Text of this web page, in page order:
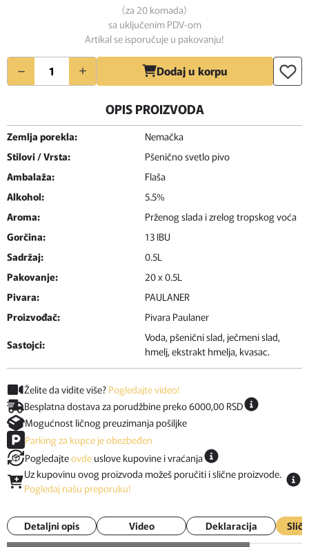
(za 20 komada)
sa uključenim PDV-om
Artikal se isporučuje u pakovanju!
Količina Dodaj u korpu
OPIS PROIZVODA
Zemlja porekla:
Nemačka
Stilovi / Vrsta:
Pšenično svetlo pivo
Ambalaža:
Flaša
Alkohol:
5.5%
Aroma:
Prženog slada i zrelog tropskog voća
Gorčina:
13 IBU
Sadržaj:
0.5L
Pakovanje:
20 x 0.5L
Pivara:
PAULANER
Proizvođač:
Pivara Paulaner
Sastojci:
Voda, pšenični slad, ječmeni slad,
hmelj, ekstrakt hmelja, kvasac.
Želite da vidite više? Pogledajte video!
Besplatna dostava za porudžbine preko 6000,00 RSD
Mogućnost ličnog preuzimanja pošiljke
Parking za kupce je obezbeđen
Pogledajteovde uslove kupovine i vraćanja
Uz kupovinu ovog proizvoda možeš poručiti i slične proizvode.
Pogledaj našu preporuku!
Detaljni opis Video Deklaracija